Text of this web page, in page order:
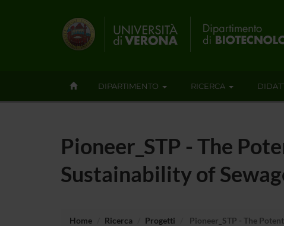
DIPARTIMENTO RICERCA
Pioneer_STP - The
Sustainability of
Home Ricerca Progetti Pioneer_STP - The